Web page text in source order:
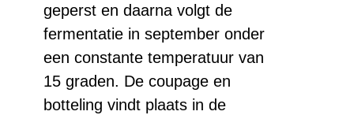
geperst en daarna volgt de
fermentatie in september onder
een constante temperatuur van
15 graden. De coupage en
botteling vindt plaats in de